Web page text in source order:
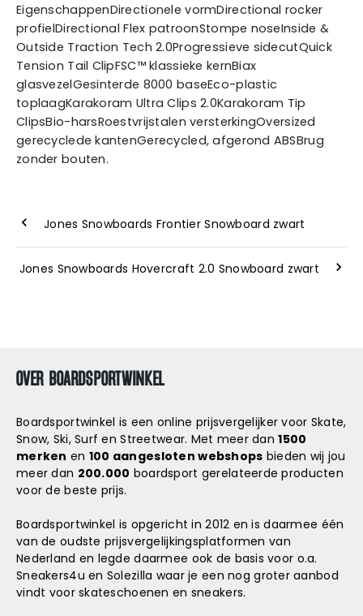
EigenschappenDirectionele vormDirectional rocker
profielDirectional Flex patroonStompe noseInside &
Outside Traction Tech 2.0Progressieve sidecutQuick
Tension Tail ClipFSC™ klassieke kernBiax
glasvezelGesinterde 8000 baseEco-plastic
toplaagKarakoram Ultra Clips 2.0Karakoram Tip
ClipsBio-harsRoestvrijstalen versterkingOversized
gerecyclede kantenGerecycled, afgerond ABSBrug
zonder bouten.
Jones Snowboards Frontier Snowboard zwart
Jones Snowboards Hovercraft 2.0 Snowboard zwart
OVER BOARDSPORTWINKEL
Boardsportwinkel is een online prijsvergelijker voor Skate,
Snow, Ski, Surf en Streetwear. Met meer dan1500
merken en 100 aangesloten webshops bieden wij jou
meer dan 200.000 boardsport gerelateerde producten
voor de beste prijs.
Boardsportwinkel is opgericht in 2012 en is daarmee één
van de oudste prijsvergelijkingsplatformen van
Nederland en legde daarmee ook de basis voor o.a.
Sneakers4u en Solezilla waar je een nog groter aanbod
vindt voor skateschoenen en sneakers.